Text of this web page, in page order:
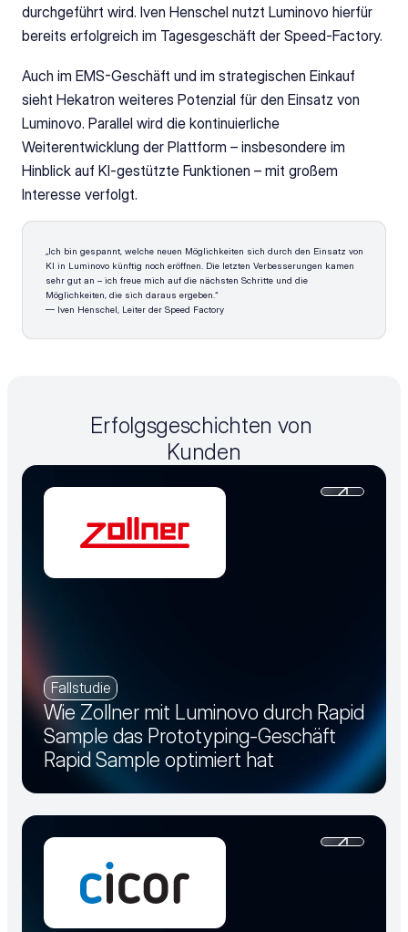
durchgeführt wird. Iven Henschel nutzt Luminovo hierfür
bereits erfolgreich im Tagesgeschäft der Speed-Factory.
Auch im EMS-Geschäft und im strategischen Einkauf
sieht Hekatron weiteres Potenzial für den Einsatz von
Luminovo. Parallel wird die kontinuierliche
Weiterentwicklung der Plattform – insbesondere im
Hinblick auf KI-gestützte Funktionen – mit großem
Interesse verfolgt.
„Ich bin gespannt, welche neuen Möglichkeiten sich durch den Einsatz von
KI in Luminovo künftig noch eröffnen. Die letzten Verbesserungen kamen
sehr gut an – ich freue mich auf die nächsten Schritte und die
Möglichkeiten, die sich daraus ergeben.“
— Iven Henschel, Leiter der Speed Factory
Erfolgsgeschichten von
Kunden
Fallstudie
Wie Zollner mit Luminovo durch Rapid
Sample das Prototyping-Geschäft
Rapid Sample optimiert hat